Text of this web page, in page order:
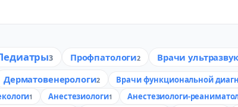
3 Профпатологи2 Врачи
Дерматовенерологи2 Врачи функциональной
1 Анестезиологи1 Анестезиологи-